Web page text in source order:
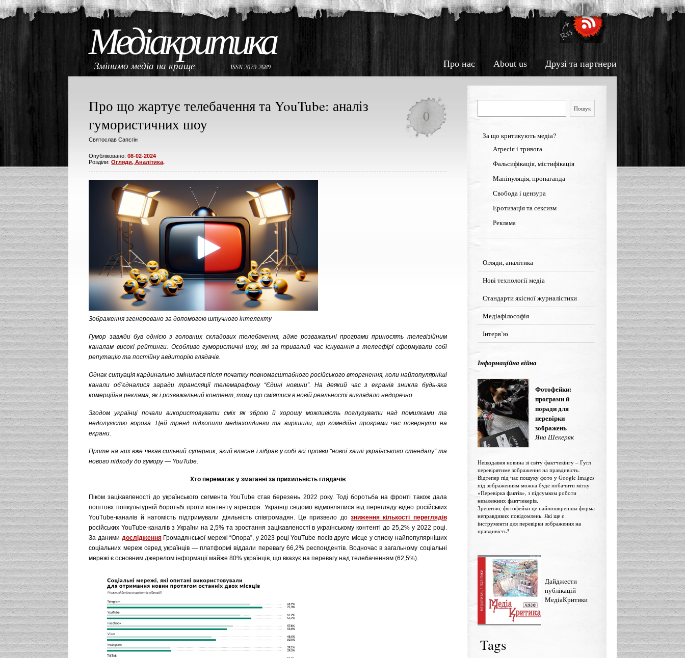
Медіакритика
Змінимо медіа на краще ISSN 2079-2689 Про нас About us Друзі та партнери
Про що жартує телебачення та YouTube: аналіз
гумористичних шоу
Святослав Сапєгін
Опубліковано:08-02-2024
Розділи:Огляди, Аналітика.
0
Зображення згенеровано за допомогою штучного інтелекту
Гумор завжди був однією з головних складових телебачення, адже розважальні програми приносять телевізійним
каналам високі рейтинги. Особливо гумористичні шоу, які за тривалий час існування в телеефірі сформували собі
репутацію та постійну авдиторію глядачів.
Однак ситуація кардинально змінилася після початку повномасштабного російського вторгнення, коли найпопулярніші
канали об’єдналися заради трансляції телемарафону “Єдині новини”. На деякий час з екранів зникла будь-яка
комерційна реклама, як і розважальний контент, тому що сміятися в новій реальності виглядало недоречно.
Згодом українці почали використовувати сміх як зброю й хорошу можливість поглузувати над помилками та
недолугістю ворога. Цей тренд підхопили медіахолдинги та вирішили, що комедійні програми час повернути на
екрани.
Проте на них вже чекав сильний суперник, який власне і зібрав у собі всі прояви “нової хвилі українського стендапу” та
нового підходу до гумору — YouTube.
Хто перемагає у змаганні за прихильність глядачів
Піком зацікавленості до українського сегмента YouTube став березень 2022 року. Тоді боротьба на фронті також дала
поштовх попкультурній боротьбі проти контенту агресора. Українці свідомо відмовлялися від перегляду відео російських
YouTube-каналів й натомість підтримували діяльність співгромадян. Це призвело дозниження кількості переглядів
російських YouTube-каналів з України на 2,5% та зростання зацікавленості в українському контенті до 25,2% у 2022 році.
За даними дослідженняГромадянської мережі “Опора”, у 2023 році YouTube посів друге місце у списку найпопулярніших
соціальних мереж серед українців — платформі віддали перевагу 66,2% респондентів. Водночас в загальному соціальні
мережі є основним джерелом інформації майже 80% українців, що вказує на перевагу над телебаченням (62,5%).
Пошук
За що критикують медіа?
Агресія і тривога
Фальсифікація, містифікація
Маніпуляція, пропаганда
Свобода і цензура
Еротизація та сексизм
Реклама
Огляди, аналітика
Нові технології медіа
Стандарти якісної журналістики
Медіафілософія
Інтерв’ю
Інформаційна війна
Фотофейки:
програми й
поради для
перевірки
зображень
Яна Шекеряк
Нещодавня новина зі світу фактчекінгу – Гугл
перевірятиме зображення на правдивість.
Відтепер під час пошуку фото у Google Images
під зображенням можна буде побачити мітку
«Перевірка фактів», з підсумком роботи
незалежних фактчекерів.
Зрештою, фотофейки це найпоширеніша форма
неправдивих повідомлень. Які ще є
інструменти для перевірки зображення на
правдивість?
Дайджести
публікацій
МедіаКритики
Tags